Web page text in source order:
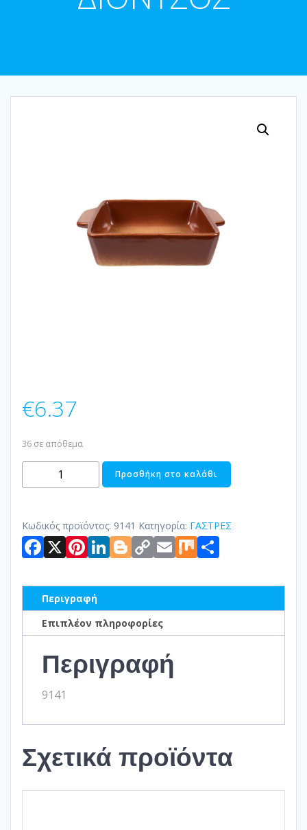
€6.37
36 σε απόθεμα
ΣΑΧΑΝΑΚΙ
ΤΕΤΡΑΓΩΝΟ
ΠΟΡΣΕΛΑΝΗΣ
ΔΙΟΝΥΣΟΣ
ποσότητα
Προσθήκη στο καλάθι
Κωδικός προϊόντος: 9141 Κατηγορία: ΓΑΣΤΡΕΣ
Facebook
X Pinterest
LinkedIn
Blogger
Copy
Link
Email
Mix
Περιγραφή
Επιπλέον πληροφορίες
Περιγραφή
9141
Σχετικά προϊόντα